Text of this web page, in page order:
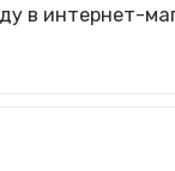
в интернет-